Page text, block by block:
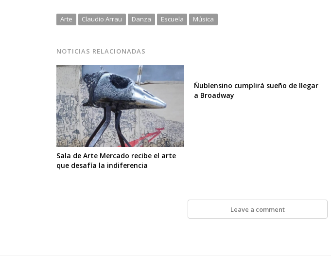
Arte Claudio Arrau Danza Escuela Música
NOTICIAS RELACIONADAS
Sala de Arte Mercado recibe el arte
que desafía la indiferencia
Ñublensino cumplirá sueño de llegar
a Broadway
Leave a comment